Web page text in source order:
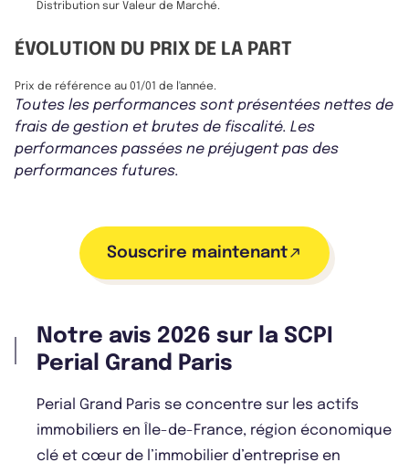
Distribution sur Valeur de Marché.
ÉVOLUTION DU PRIX DE LA PART
Prix de référence au 01/01 de l'année.
Toutes les performances sont présentées nettes de
frais de gestion et brutes de fiscalité. Les
performances passées ne préjugent pas des
performances futures.
Souscrire maintenant
Notre avis 2026 sur la SCPI
Perial Grand Paris
Perial Grand Paris se concentre sur les actifs
immobiliers en Île-de-France, région économique
clé et cœur de l’immobilier d’entreprise en